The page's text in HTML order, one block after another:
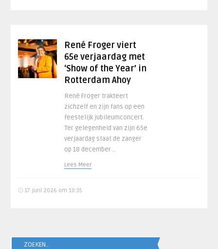
René Froger viert
65e verjaardag met
‘Show of the Year’ in
Rotterdam Ahoy
René Froger trakteert
zichzelf en zijn fans op een
feestelijk jubileumconcert.
Ter gelegenheid van zijn 65e
verjaardag staat de zanger
op 18 december ..
Lees Meer
17 juni 2026 om 10:35
ZOEKEN..